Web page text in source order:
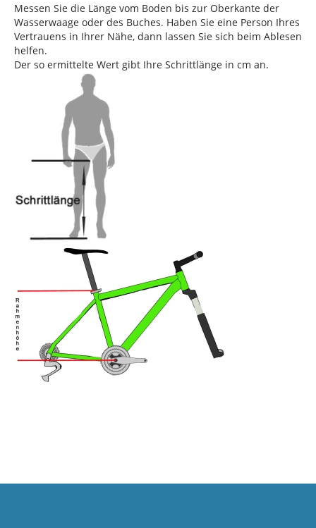
Messen Sie die Länge vom Boden bis zur Oberkante der
Wasserwaage oder des Buches. Haben Sie eine Person Ihres
Vertrauens in Ihrer Nähe, dann lassen Sie sich beim Ablesen
helfen.
Der so ermittelte Wert gibt Ihre Schrittlänge in cm an.